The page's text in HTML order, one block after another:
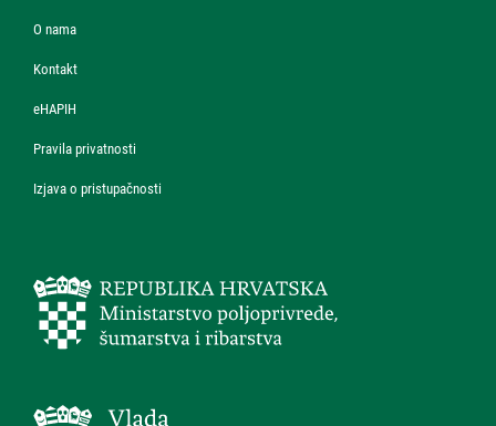
O nama
Kontakt
eHAPIH
Pravila privatnosti
Izjava o pristupačnosti